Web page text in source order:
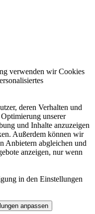
verwenden wir Cookies
deren Verhalten und
unserer
und Inhalte anzuzeigen
Außerdem können wir
Anbietern abgleichen und
anzeigen, nur wenn
in den Einstellungen
anpassen